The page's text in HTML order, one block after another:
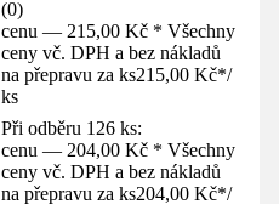
(0)
cenu — 215,00 Kč * Všechny
ceny vč. DPH a bez nákladů
na přepravu za ks215,00 Kč*/
ks
Při odběru 126 ks:
cenu — 204,00 Kč * Všechny
ceny vč. DPH a bez nákladů
na přepravu za ks204,00 Kč*/